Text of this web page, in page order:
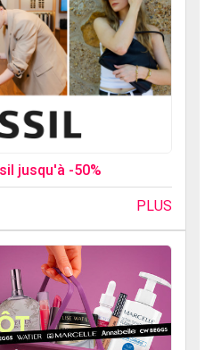
jusqu'à -50%
PLUS